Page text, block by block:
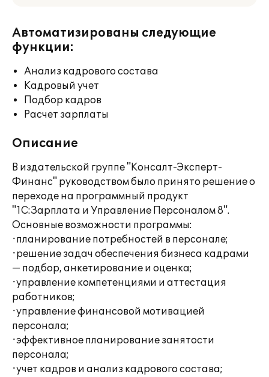
Автоматизированы следующие
функции:
Анализ кадрового состава
Кадровый учет
Подбор кадров
Расчет зарплаты
Описание
В издательской группе "Консалт-Эксперт-
Финанс" руководством было принято решение о
переходе на программный продукт
"1С:Зарплата и Управление Персоналом 8".
Основные возможности программы:
·планирование потребностей в персонале;
·решение задач обеспечения бизнеса кадрами
— подбор, анкетирование и оценка;
·управление компетенциями и аттестация
работников;
·управление финансовой мотивацией
персонала;
·эффективное планирование занятости
персонала;
·учет кадров и анализ кадрового состава;